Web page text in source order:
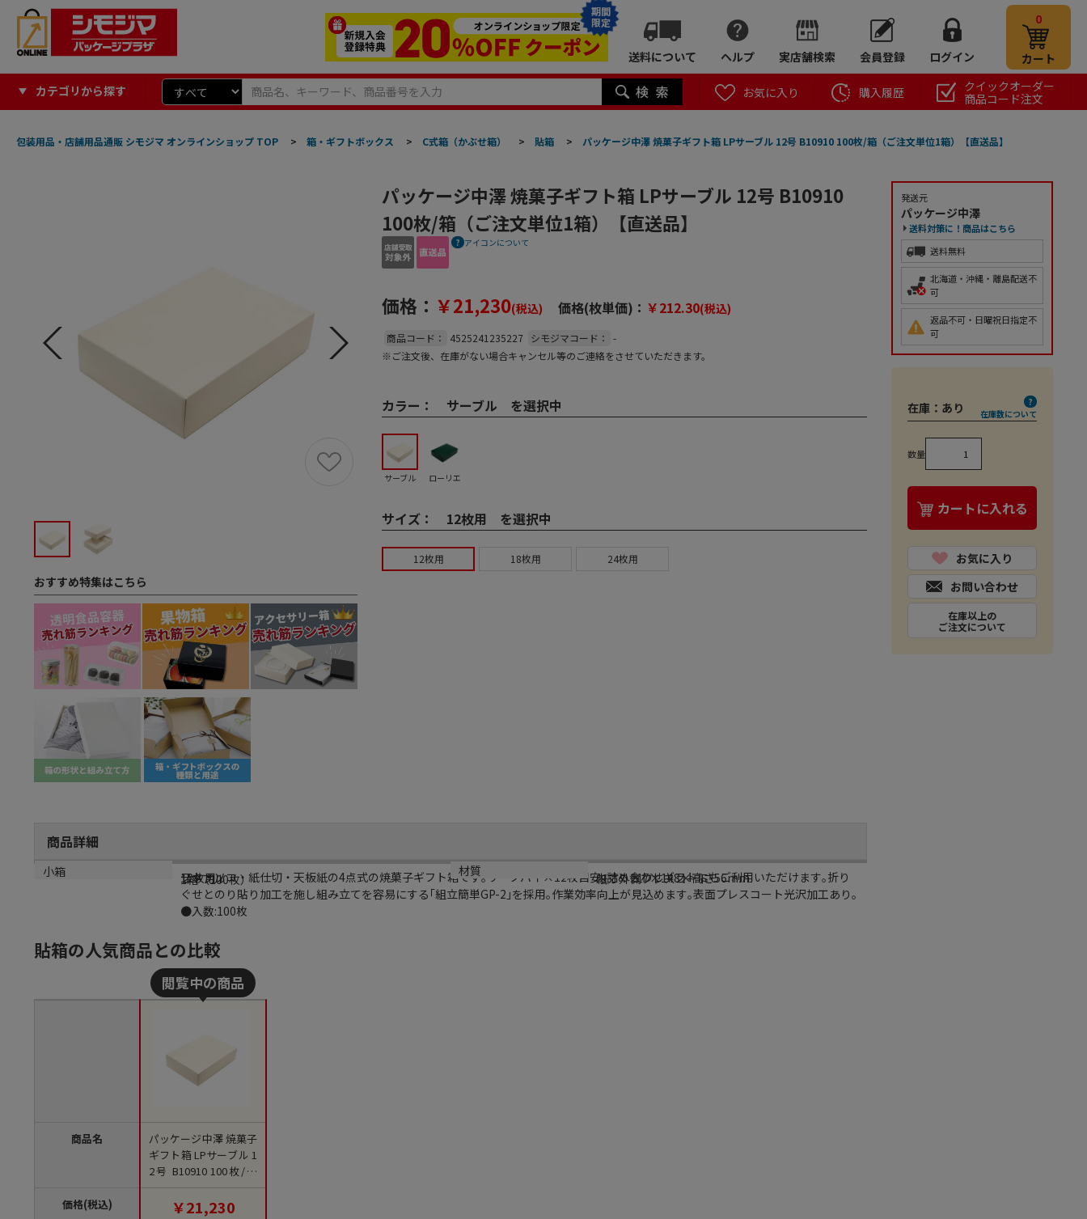
期間
限定
送料について ヘルプ 実店舗検索 会員登録 ログイン
0
カート
カテゴリから探す お気に入り 購入履歴
クイックオーダー
商品コード注文
包装用品・店舗用品通販 シモジマ オンラインショップ TOP > 箱・ギフトボックス > C式箱（かぶせ箱） > 貼箱 > パッケージ中澤 焼菓子ギフト箱 LPサーブル 12号 B10910 100枚/箱（ご注文単位1箱）【直送品】
おすすめ特集はこちら
パッケージ中澤 焼菓子ギフト箱 LPサーブル 12号 B10910
100枚/箱（ご注文単位1箱）【直送品】
アイコンについて
価格： ￥21,230(税込) 価格(枚単価)： ￥212.30(税込)
商品コード： 4525241235227 シモジマコード：
-
※ご注文後、在庫がない場合キャンセル等のご連絡をさせていただきます。
カラー： サーブル を選択中
サーブル ローリエ
サイズ： 12枚用 を選択中
12枚用 18枚用 24枚用
商品詳細
商品説明
フタ・ソコ・紙仕切・天板紙の4点式の焼菓子ギフト箱です｡リーフパイ×12枚目安｡詰め合わせギフトにもご利用いただけます｡折り
ぐせとのり貼り加工を施し組み立てを容易にする｢組立簡単GP-2｣を採用｡作業効率向上が見込めます｡表面プレスコート光沢加工あり｡
●入数:100枚
規格
12枚用
サイズ
内寸：217×148×高さ56mm
カラー
サーブル
材質
紙／外側プレスコート
小箱
1箱（100枚）
発送元
パッケージ中澤
送料対策に！商品はこちら
送料無料
北海道・沖縄・離島配送不
可
返品不可・日曜祝日指定不
可
在庫： あり 在庫数について
数量
カートに入れる
お気に入り
お問い合わせ
在庫以上の
ご注文について
貼箱の人気商品との比較
商品名
価格(税込)
パッケージ中澤 焼菓子
ギフト箱 LPサーブル 1
2号 B10910 100枚/箱
（ご注文単位1箱）
【直送品】
￥21,230